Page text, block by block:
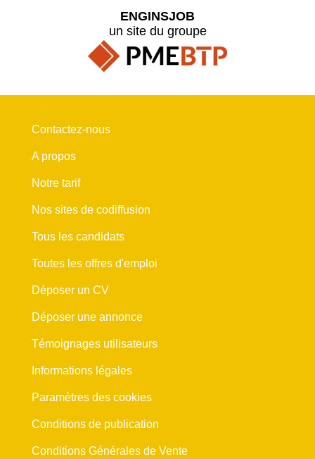
ENGINSJOB
un site du groupe
Contactez-nous
A propos
Notre tarif
Nos sites de codiffusion
Tous les candidats
Toutes les offres d'emploi
Déposer un CV
Déposer une annonce
Témoignages utilisateurs
Informations légales
Paramètres des cookies
Conditions de publication
Conditions Générales de Vente